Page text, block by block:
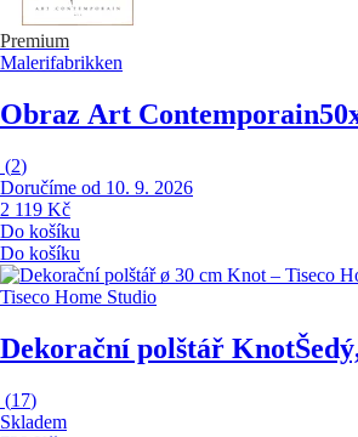
Premium
Malerifabrikken
Obraz Art Contemporain
(2)
Doručíme od 10. 9. 2026
2 119 Kč
Do košíku
Do košíku
Tiseco Home Studio
Dekorační polštář Knot
(17)
Skladem